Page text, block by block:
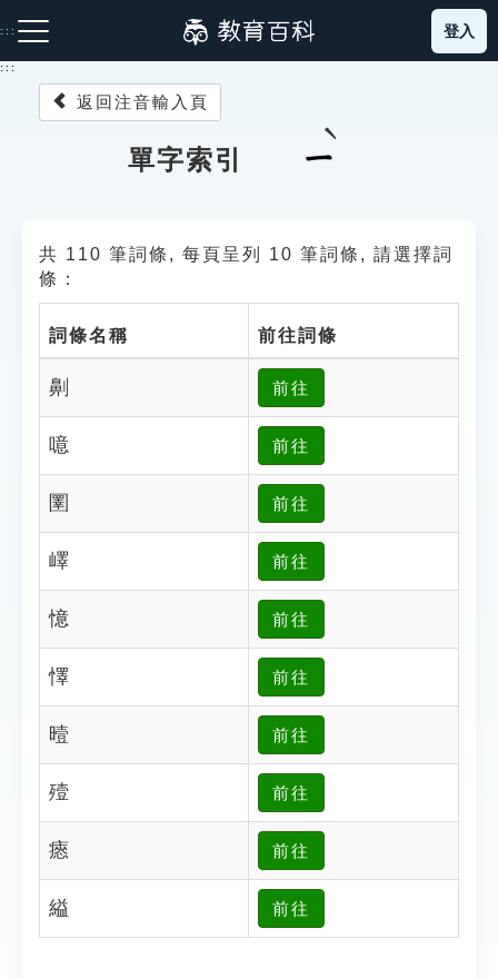
到
主
:::
部首索引表圖示
網站導覽
生字詞彙表
成語故事
索引選單
知識索引
生命大百科索引
遊戲專區
教學應用
貓頭鷹博士
登入
:::
返回注音輸入頁
單字索引 ㄧ
共 110 筆詞條, 每頁呈列 10 筆詞條, 請選擇詞
條：
詞條名稱 前往詞條
劓 前往
噫 前往
圛 前往
嶧 前往
憶 前往
懌 前往
曀 前往
殪 前往
瘱 前往
縊 前往